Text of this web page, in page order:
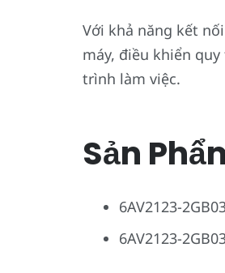
Với khả năng kết
máy, điều khiển
trình làm việc.
Sản
6AV2123-
6AV2123-